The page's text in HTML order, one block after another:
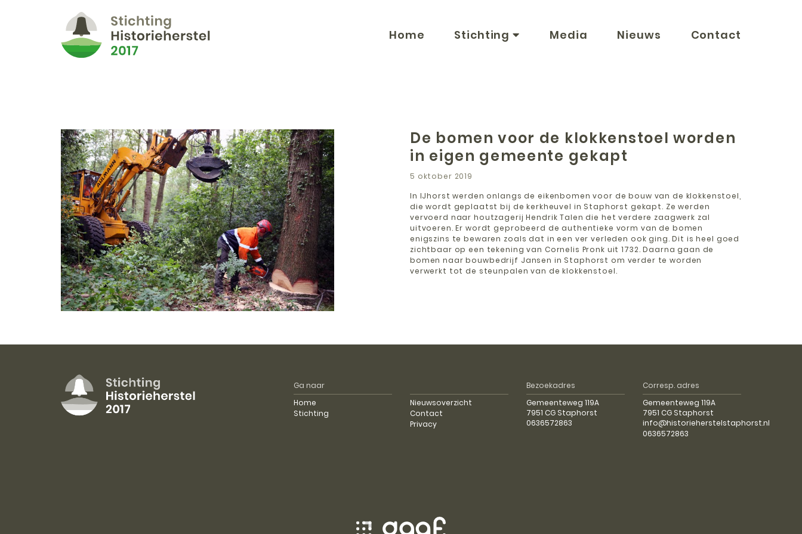
Home Stichting Media Nieuws Contact
De bomen voor de klokkenstoel worden
in eigen gemeente gekapt
5 oktober 2019
In IJhorst werden onlangs de eikenbomen voor de bouw van de klokkenstoel,
die wordt geplaatst bij de kerkheuvel in Staphorst gekapt. Ze werden
vervoerd naar houtzagerij Hendrik Talen die het verdere zaagwerk zal
uitvoeren. Er wordt geprobeerd de authentieke vorm van de bomen
enigszins te bewaren zoals dat in een ver verleden ook ging. Dit is heel goed
zichtbaar op een tekening van Cornelis Pronk uit 1732. Daarna gaan de
bomen naar bouwbedrijf Jansen in Staphorst om verder te worden
verwerkt tot de steunpalen van de klokkenstoel.
Ga naar
Home
Stichting
Nieuwsoverzicht
Contact
Privacy
Bezoekadres
Gemeenteweg 119A
7951 CG Staphorst
0636572863
Corresp. adres
Gemeenteweg 119A
7951 CG Staphorst
info@historieherstelstaphorst.nl
0636572863